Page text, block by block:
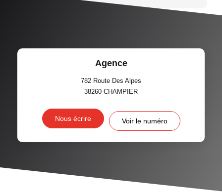
Agence
782 Route Des Alpes
38260 CHAMPIER
Nous écrire Voir le numéro